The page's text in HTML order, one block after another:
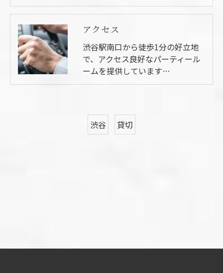
アクセス
渋谷駅南口から徒歩1分の好立地
で、アクセス良好なパーティール
ームを提供しています…
渋谷 貸切